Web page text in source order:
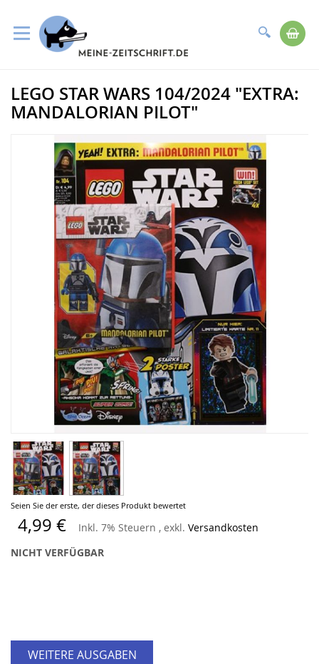
Suche
zum
Inhalt
Seien Sie der erste, der dieses Produkt bewertet
4,99 € Inkl. 7% Steuern , exkl. Versandkosten
NICHT VERFÜGBAR
WEITERE AUSGABEN
Zum
Ende
der
LEGO STAR WARS 104/2024 "EXTRA:
MANDALORIAN PILOT"
Zum
Anfang
der
Bildergalerie
springen